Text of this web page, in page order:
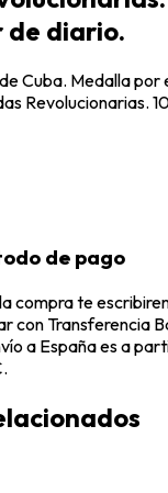
de diario.
Cuba. Medalla por
Revolucionarias.
de pago
compra te
con Transferencia
a España es a